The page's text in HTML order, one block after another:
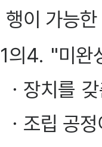
행이 가능
1의4. "미완
ㆍ장치를
ㆍ조립 공